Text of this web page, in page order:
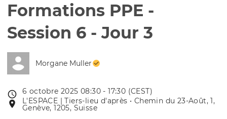
Formations PPE -
Session 6 - Jour 3
Morgane Muller
Date
de
l'évênement
6 octobre 2025 08:30 - 17:30 (CEST)
Lieu
de
L'ESPACE | Tiers-lieu d'après • Chemin du 23-Août, 1,
Genève, 1205, Suisse